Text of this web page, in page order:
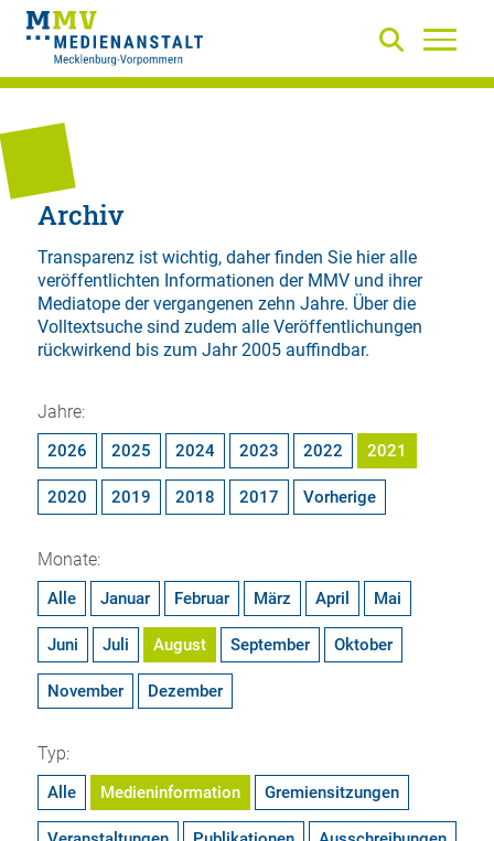
Archiv
Transparenz ist wichtig, daher finden Sie hier alle
veröffentlichten Informationen der MMV und ihrer
Mediatope der vergangenen zehn Jahre. Über die
Volltextsuchesind zudem alle Veröffentlichungen
rückwirkend bis zum Jahr 2005 auffindbar.
Jahre:
2026 2025 2024 2023 2022 2021
2020 2019 2018 2017 Vorherige
Monate:
Alle Januar Februar März April Mai
Juni Juli August September Oktober
November Dezember
Typ:
Alle Medieninformation Gremiensitzungen